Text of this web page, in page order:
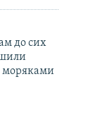
до сих
моряками